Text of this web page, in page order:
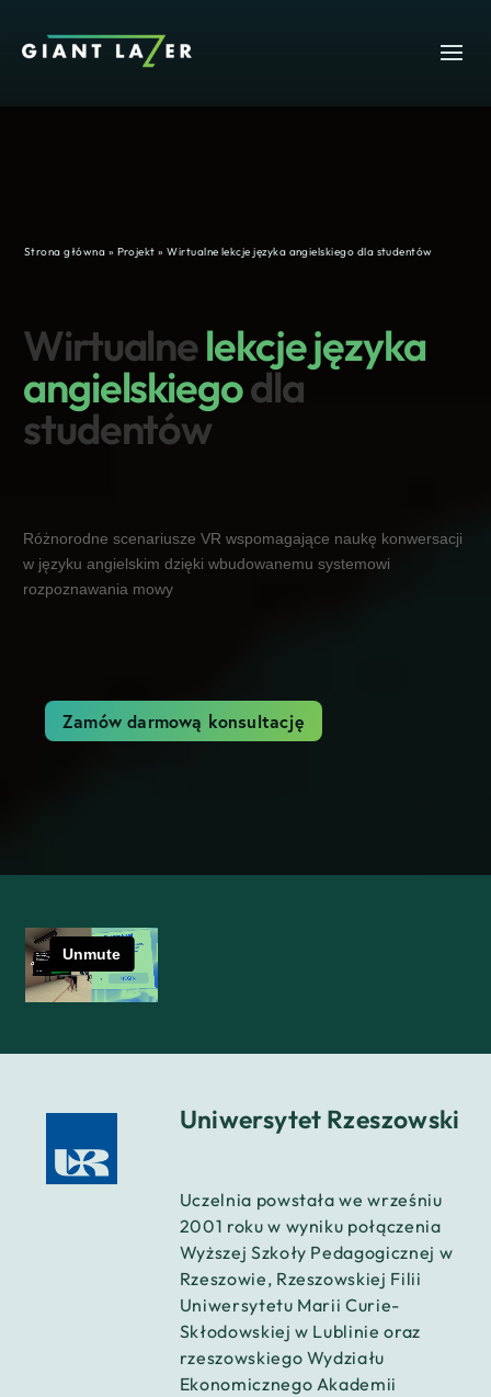
Strona główna » Projekt »Wirtualne lekcje języka angielskiego dla studentów
Wirtualnelekcje języka
angielskiegodla
studentów
Różnorodne scenariusze VR wspomagające naukę konwersacji
w języku angielskim dzięki wbudowanemu systemowi
rozpoznawania mowy
Zamów darmową konsultację
Uniwersytet Rzeszowski
Uczelnia powstała we wrześniu
2001 roku w wyniku połączenia
Wyższej Szkoły Pedagogicznej w
Rzeszowie, Rzeszowskiej Filii
Uniwersytetu Marii Curie-
Skłodowskiej w Lublinie oraz
rzeszowskiego Wydziału
Ekonomicznego Akademii